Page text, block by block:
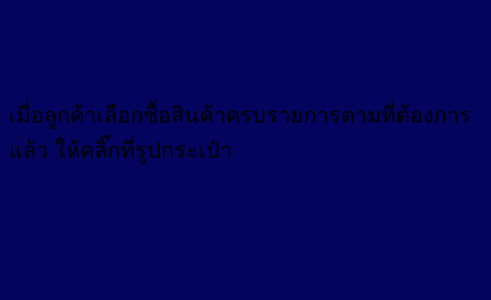
เมื่อลูกค้าเลือกซื้อสินค้าครบรายการตามที่ต้องการ
แล้ว ให้คลิ๊กที่รูปกระเป๋า